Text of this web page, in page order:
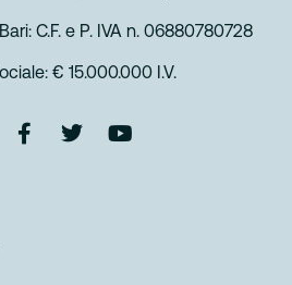
C.F. e P. IVA n. 06880780728
€ 15.000.000 I.V.